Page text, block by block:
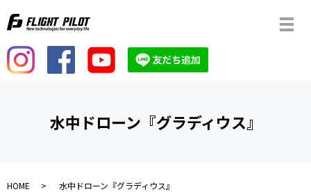
水中ドローン『グラディウス』
HOME 水中ドローン『グラディウス』